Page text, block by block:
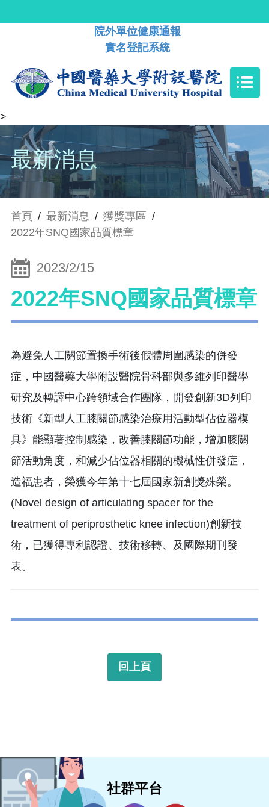
院外單位健康通報
實名登記系統
>
最新消息
首頁 / 最新消息 / 獲獎專區 /
2022年SNQ國家品質標章
2023/2/15
2022年SNQ國家品質標章
為避免人工關節置換手術後假體周圍感染的併發
症，中國醫藥大學附設醫院骨科部與多維列印醫學
研究及轉譯中心跨領域合作團隊，開發創新3D列印
技術《新型人工膝關節感染治療用活動型佔位器模
具》能顯著控制感染，改善膝關節功能，增加膝關
節活動角度，和減少佔位器相關的機械性併發症，
造福患者，榮獲今年第十七屆國家新創獎殊榮。
(Novel design of articulating spacer for the
treatment of periprosthetic knee infection)創新技
術，已獲得專利認證、技術移轉、及國際期刊發
表。
回上頁
社群平台